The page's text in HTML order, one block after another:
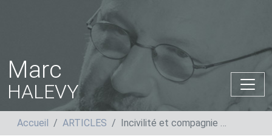
Marc
HALEVY
Accueil ARTICLES Incivilité et compagnie …